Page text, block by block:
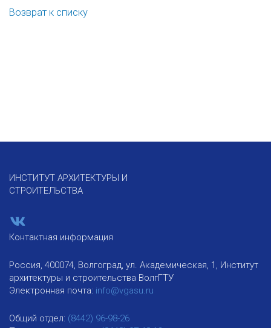
Возврат к списку
ИНСТИТУТ АРХИТЕКТУРЫ И
СТРОИТЕЛЬСТВА
Контактная информация
Россия, 400074, Волгоград, ул. Академическая, 1, Институт
архитектуры и строительства ВолгГТУ
Электронная почта: info@vgasu.ru
Общий отдел: (8442) 96-98-26